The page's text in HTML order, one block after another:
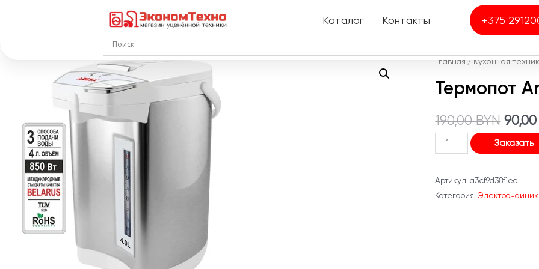
Каталог Контакты +375
Главная / Кухонная
Термопот
190,00BYN
цена
90,00
Количество
товара
Aresa
Заказать
Артикул:a3cf9d38f1ec
Категория: